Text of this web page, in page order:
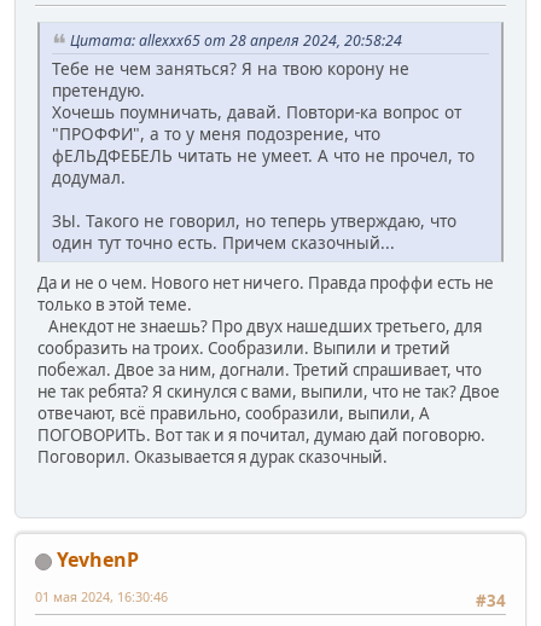
Цитата: allexxx65 от 28 апреля 2024, 20:58:24
Тебе не чем заняться? Я на твою корону не
претендую.
Хочешь поумничать, давай. Повтори-ка вопрос от
"ПРОФФИ", а то у меня подозрение, что
фЕЛЬДФЕБЕЛЬ читать не умеет. А что не прочел, то
додумал.
ЗЫ. Такого не говорил, но теперь утверждаю, что
один тут точно есть. Причем сказочный...
Да и не о чем. Нового нет ничего. Правда проффи есть не
только в этой теме.
Анекдот не знаешь? Про двух нашедших третьего, для
сообразить на троих. Сообразили. Выпили и третий
побежал. Двое за ним, догнали. Третий спрашивает, что
не так ребята? Я скинулся с вами, выпили, что не так? Двое
отвечают, всё правильно, сообразили, выпили, А
ПОГОВОРИТЬ. Вот так и я почитал, думаю дай поговорю.
Поговорил. Оказывается я дурак сказочный.
YevhenP
#34
01 мая 2024, 16:30:46